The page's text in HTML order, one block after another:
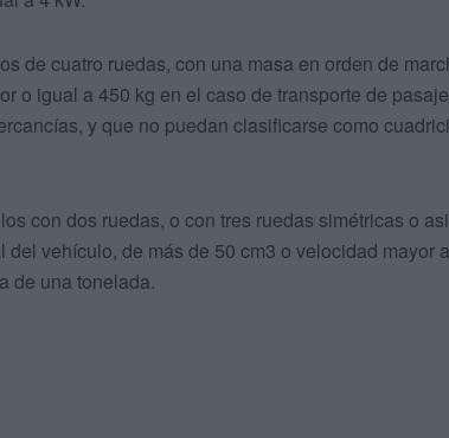
de cuatro ruedas, con una masa en orden de
o igual a 450 kg en el caso de transporte de
y que no puedan clasificarse como
con dos ruedas, o con tres ruedas simétricas o
vehículo, de más de 50 cm3 o velocidad mayor
de una tonelada.